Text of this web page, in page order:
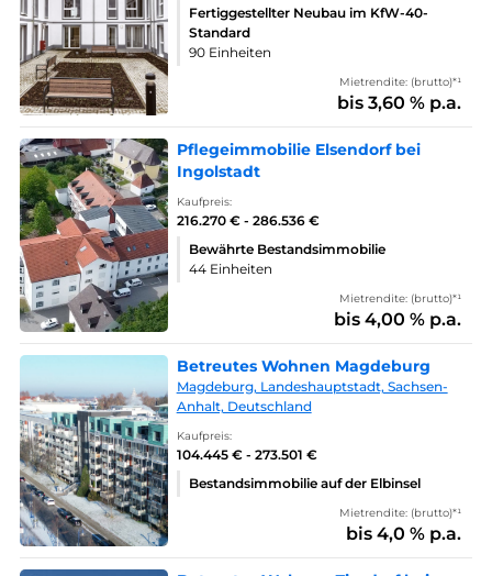
Fertiggestellter Neubau im KfW-40-
Standard
90 Einheiten
Mietrendite: (brutto)*¹
bis 3,60 % p.a.
Pflegeimmobilie Elsendorf bei
Ingolstadt
Kaufpreis:
216.270 € - 286.536 €
Bewährte Bestandsimmobilie
44 Einheiten
Mietrendite: (brutto)*¹
bis 4,00 % p.a.
Betreutes Wohnen Magdeburg
Magdeburg, Landeshauptstadt, Sachsen-
Anhalt, Deutschland
Kaufpreis:
104.445 € - 273.501 €
Bestandsimmobilie auf der Elbinsel
Mietrendite: (brutto)*¹
bis 4,0 % p.a.